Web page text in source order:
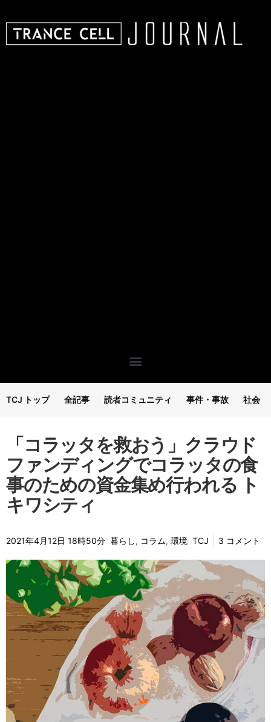
TCJ トップ 全記事 読者コミュニティ 事件・事故 社会
「コラッタを救おう」クラウド
ファンディングでコラッタの食
事のための資金集め行われる ト
キワシティ
2021年4月12日 18時50分 暮らし, コラム, 環境 TCJ 3 コメント